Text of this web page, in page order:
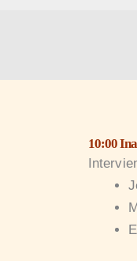
10:00